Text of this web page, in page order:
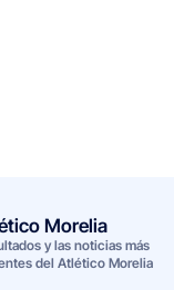
Morelia
y las noticias más
del Atlético Morelia